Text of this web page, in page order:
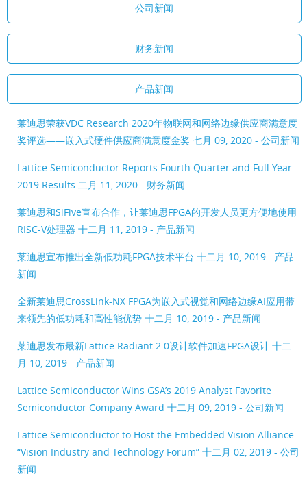
公司新闻
财务新闻
产品新闻
莱迪思荣获VDC Research 2020年物联网和网络边缘供应商满意度
奖评选——嵌入式硬件供应商满意度金奖 七月 09, 2020 - 公司新闻
Lattice Semiconductor Reports Fourth Quarter and Full Year
2019 Results 二月 11, 2020 - 财务新闻
莱迪思和SiFive宣布合作，让莱迪思FPGA的开发人员更方便地使用
RISC-V处理器 十二月 11, 2019 - 产品新闻
莱迪思宣布推出全新低功耗FPGA技术平台 十二月 10, 2019 - 产品
新闻
全新莱迪思CrossLink-NX FPGA为嵌入式视觉和网络边缘AI应用带
来领先的低功耗和高性能优势 十二月 10, 2019 - 产品新闻
莱迪思发布最新Lattice Radiant 2.0设计软件加速FPGA设计 十二
月 10, 2019 - 产品新闻
Lattice Semiconductor Wins GSA’s 2019 Analyst Favorite
Semiconductor Company Award 十二月 09, 2019 - 公司新闻
Lattice Semiconductor to Host the Embedded Vision Alliance
“Vision Industry and Technology Forum” 十二月 02, 2019 - 公司
新闻